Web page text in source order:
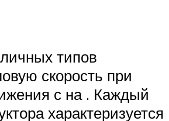
типов
скорость при
с на . Каждый
характеризуется